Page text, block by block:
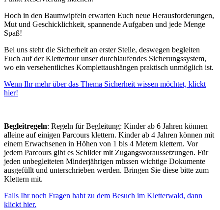
Hoch in den Baumwipfeln erwarten Euch neue Herausforderungen,
Mut und Geschicklichkeit, spannende Aufgaben und jede Menge
Spaß!
Bei uns steht die Sicherheit an erster Stelle, deswegen begleiten
Euch auf der Klettertour unser durchlaufendes Sicherungssystem,
wo ein versehentliches Komplettaushängen praktisch unmöglich ist.
Wenn Ihr mehr über das Thema Sicherheit wissen möchtet, klickt
hier!
Begleitregeln: Regeln für Begleitung: Kinder ab 6 Jahren können
alleine auf einigen Parcours klettern. Kinder ab 4 Jahren können mit
einem Erwachsenen in Höhen von 1 bis 4 Metern klettern. Vor
jedem Parcours gibt es Schilder mit Zugangsvoraussetzungen. Für
jeden unbegleiteten Minderjährigen müssen wichtige Dokumente
ausgefüllt und unterschrieben werden. Bringen Sie diese bitte zum
Klettern mit.
Falls Ihr noch Fragen habt zu dem Besuch im Kletterwald, dann
klickt hier.